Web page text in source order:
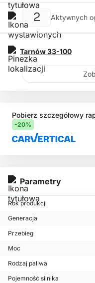
Pobierz szczegółowy
-20%
Parametry
Rok produkcji
Generacja
Przebieg
Moc
Rodzaj paliwa
Pojemność silnika
2 Aktywnych
Tarnów33-100